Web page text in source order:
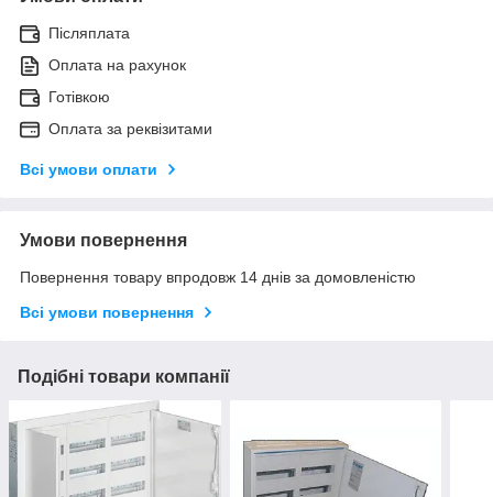
Післяплата
Оплата на рахунок
Готівкою
Оплата за реквізитами
Всі умови оплати
Умови повернення
Повернення товару впродовж 14 днів за домовленістю
Всі умови повернення
Подібні товари компанії